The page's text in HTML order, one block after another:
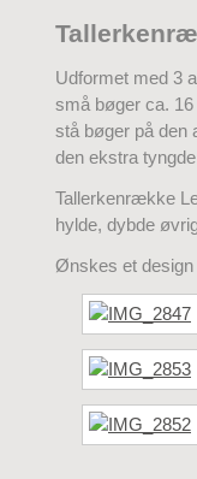
Udformet med 3
små bøger ca.
stå bøger på den
den ekstra
Tallerkenrække
hylde, dybde
Ønskes et design